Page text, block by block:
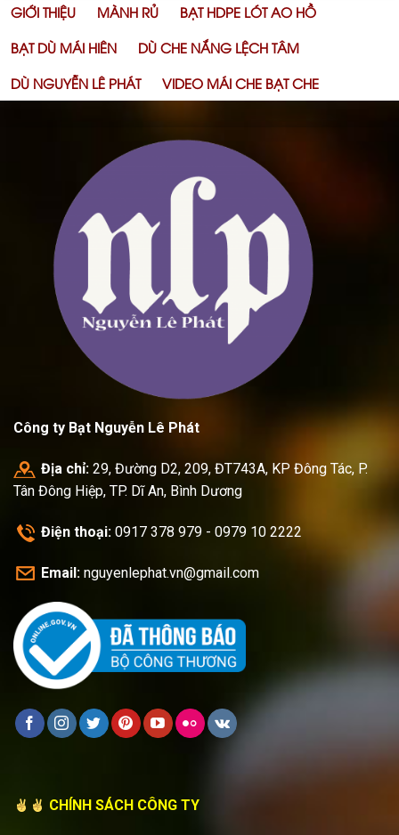
GIỚI THIỆU MÀNH RỦ
BẠT HDPE LÓT AO HỒ
BẠT DÙ MÁI HIÊN
DÙ CHE NẮNG LỆCH TÂM
DÙ NGUYỄN LÊ PHÁT
VIDEO MÁI CHE BẠT CHE
Công ty Bạt Nguyễn Lê Phát
Địa chỉ: 29, Đường D2, 209, ĐT743A, KP Đông Tác, P.
Tân Đông Hiệp, TP. Dĩ An, Bình Dương
Điện thoại: 0917 378 979 - 0979 10 2222
Email: nguyenlephat.vn@gmail.com
CHÍNH SÁCH CÔNG TY